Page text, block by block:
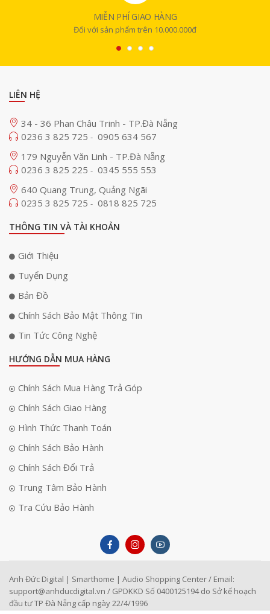
MIỄN PHÍ GIAO HÀNG
Đối với sản phẩm trên 10.000.000đ
LIÊN HỆ
34 - 36 Phan Châu Trinh - TP.Đà Nẵng
0236 3 825 725 - 0905 634 567
179 Nguyễn Văn Linh - TP.Đà Nẵng
0236 3 825 225 - 0345 555 553
640 Quang Trung, Quảng Ngãi
0235 3 825 725 - 0818 825 725
THÔNG TIN VÀ TÀI KHOẢN
Giới Thiệu
Tuyển Dụng
Bản Đồ
Chính Sách Bảo Mật Thông Tin
Tin Tức Công Nghệ
HƯỚNG DẪN MUA HÀNG
Chính Sách Mua Hàng Trả Góp
Chính Sách Giao Hàng
Hình Thức Thanh Toán
Chính Sách Bảo Hành
Chính Sách Đổi Trả
Trung Tâm Bảo Hành
Tra Cứu Bảo Hành
Anh Đức Digital | Smarthome | Audio Shopping Center / Email:
support@anhducdigital.vn / GPDKKD Số 0400125194 do Sở kế hoạch
đầu tư TP Đà Nẵng cấp ngày 22/4/1996